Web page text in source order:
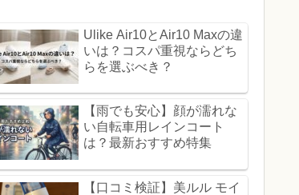
Ulike Air10とAir10 Maxの違
いは？コスパ重視ならどち
らを選ぶべき？
【雨でも安心】顔が濡れな
い自転車用レインコート
は？最新おすすめ特集
【口コミ検証】美ルル モイ